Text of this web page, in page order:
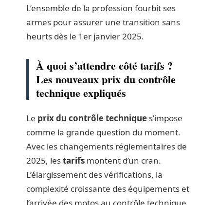
L’ensemble de la profession fourbit ses
armes pour assurer une transition sans
heurts dès le 1er janvier 2025.
À quoi s’attendre côté tarifs ?
Les nouveaux prix du contrôle
technique expliqués
Le prix du contrôle technique s’impose
comme la grande question du moment.
Avec les changements réglementaires de
2025, lestarifs montent d’un cran.
L’élargissement des vérifications, la
complexité croissante des équipements et
l’arrivée des motos au contrôle technique